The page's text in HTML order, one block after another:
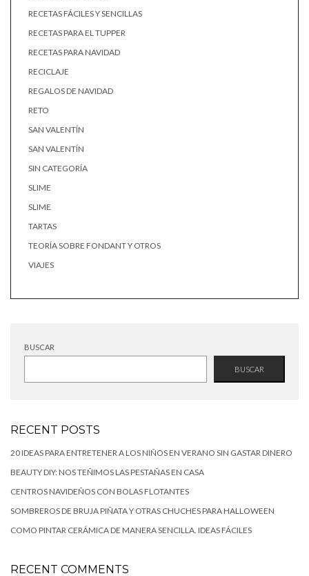
RECETAS FÁCILES Y SENCILLAS
RECETAS PARA EL TUPPER
RECETAS PARA NAVIDAD
RECICLAJE
REGALOS DE NAVIDAD
RETO
SAN VALENTÍN
SAN VALENTÍN
SIN CATEGORÍA
SLIME
SLIME
TARTAS
TEORÍA SOBRE FONDANT Y OTROS
VIAJES
BUSCAR
BUSCAR
RECENT POSTS
20 IDEAS PARA ENTRETENER A LOS NIÑOS EN VERANO SIN GASTAR DINERO
BEAUTY DIY: NOS TEÑIMOS LAS PESTAÑAS EN CASA
CENTROS NAVIDEÑOS CON BOLAS FLOTANTES
SOMBREROS DE BRUJA PIÑATA Y OTRAS CHUCHES PARA HALLOWEEN
COMO PINTAR CERÁMICA DE MANERA SENCILLA. IDEAS FÁCILES
RECENT COMMENTS